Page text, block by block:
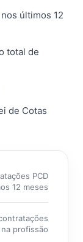
últimos 12
total de
de Cotas
PCD
12 meses
na profissão